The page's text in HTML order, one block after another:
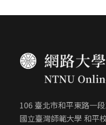
106 臺北市和平東路一
國立臺灣師範大學 和平